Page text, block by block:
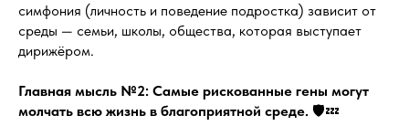
симфония (личность и поведение подростка) зависит от
среды — семьи, школы, общества, которая выступает
дирижёром.
Главная мысль №2: Самые рискованные гены могут
молчать всю жизнь в благоприятной среде. 🛡️💤